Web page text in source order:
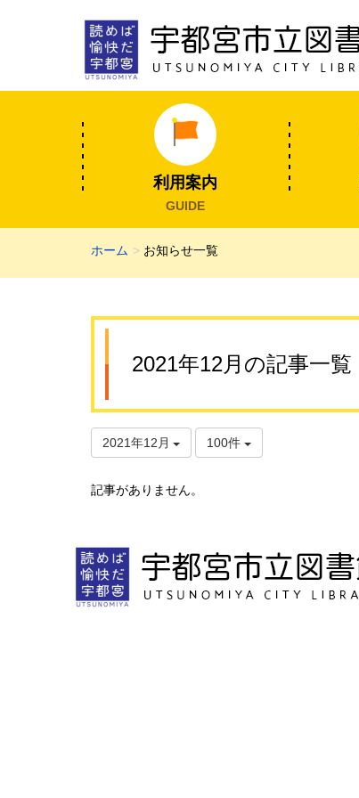
利用案内
GUIDE
ホーム お知らせ一覧
2021年12月の記事一覧
2021年12月 100件
記事がありません。